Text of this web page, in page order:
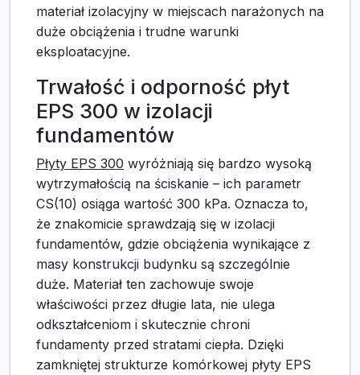
materiał izolacyjny w miejscach narażonych na
duże obciążenia i trudne warunki
eksploatacyjne.
Trwałość i odporność płyt
EPS 300 w izolacji
fundamentów
Płyty EPS 300 wyróżniają się bardzo wysoką
wytrzymałością na ściskanie – ich parametr
CS(10) osiąga wartość 300 kPa. Oznacza to,
że znakomicie sprawdzają się w izolacji
fundamentów, gdzie obciążenia wynikające z
masy konstrukcji budynku są szczególnie
duże. Materiał ten zachowuje swoje
właściwości przez długie lata, nie ulega
odkształceniom i skutecznie chroni
fundamenty przed stratami ciepła. Dzięki
zamkniętej strukturze komórkowej płyty EPS